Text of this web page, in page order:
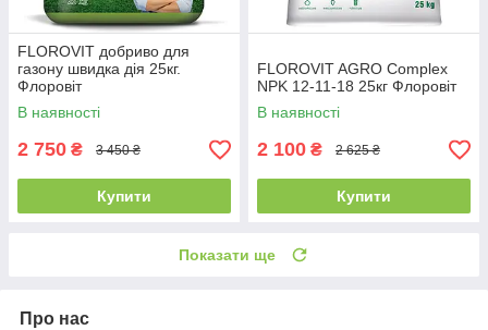
FLOROVIT добриво для
газону швидка дія 25кг.
Флоровіт
В наявності
2 750 ₴ 3 450 ₴
Купити
FLOROVIT AGRO Complex
NPK 12-11-18 25кг Флоровіт
В наявності
2 100 ₴ 2 625 ₴
Купити
Показати ще
Про нас